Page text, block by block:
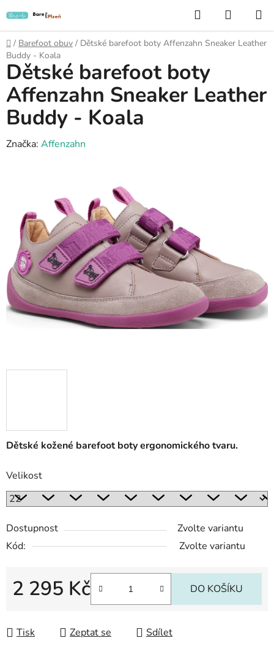
na
obsah
Hledat
KOŠÍK
Domů
/ Barefoot obuv / Dětské barefoot boty Affenzahn Sneaker Leather
Buddy - Koala
Dětské kožené barefoot boty ergonomického tvaru.
Velikost
Dostupnost
Zvolte variantu
Kód:
Zvolte variantu
2 295 Kč DO KOŠÍKU
Tisk Zeptat se Sdílet
Dětské barefoot boty
Affenzahn Sneaker Leather
Buddy - Koala
Značka: Affenzahn